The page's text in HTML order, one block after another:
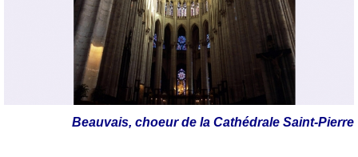
Beauvais, choeur de la Cathédrale Saint-Pierre